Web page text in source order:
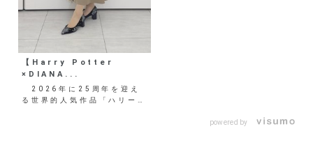
【Harry Potter
×DIANA...
2026年に25周年を迎え
る世界的人気作品「ハリー・
powered by